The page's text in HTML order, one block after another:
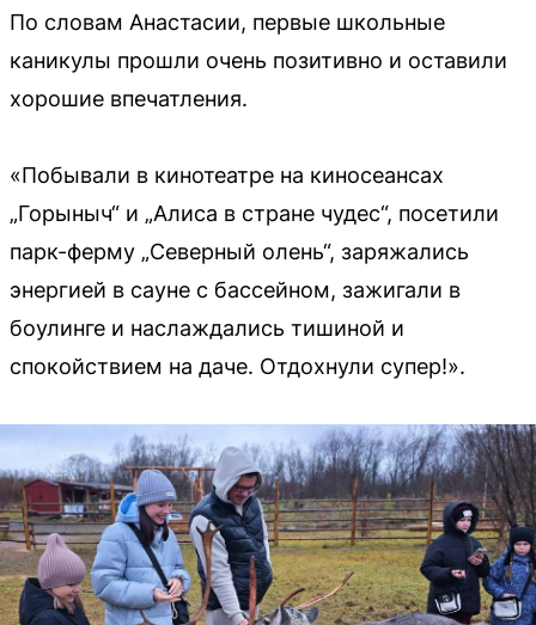
По словам Анастасии, первые школьные
каникулы прошли очень позитивно и оставили
хорошие впечатления.
«Побывали в кинотеатре на киносеансах
„Горыныч“ и „Алиса в стране чудес“, посетили
парк-ферму „Северный олень“, заряжались
энергией в сауне с бассейном, зажигали в
боулинге и наслаждались тишиной и
спокойствием на даче. Отдохнули супер!».